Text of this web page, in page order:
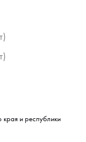
и республики